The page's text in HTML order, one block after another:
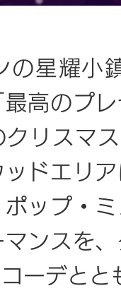
の星耀小
高のプ
リスマ
ドエリ
ポップ・
ンスを
ーデとと